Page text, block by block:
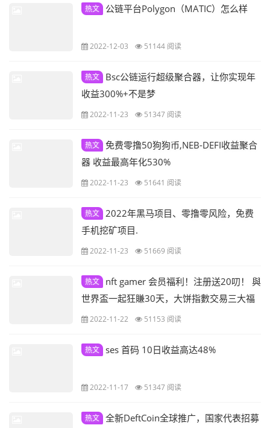
热文 公链平台Polygon（MATIC）怎么样
2022-12-03 51144 阅读
热文
Bsc公链运行超级聚合器，让你实现年
收益300%+不是梦
2022-11-23 51347 阅读
热文 免费零撸50狗狗币,NEB-DEFI收益聚合
器 收益最高年化530%
2022-11-23 51641 阅读
热文 2022年黑马项目、零撸零风险，免费
手机挖矿项目.
2022-11-23 51669 阅读
热文
nft gamer 会员福利！注册送20叨！ 與
世界盃一起狂賺30天，大饼指數交易三大福
利等你來! 邀请好友 世界杯一起狂赚30天 人
2022-11-22 51153 阅读
热文 ses 首码 10日收益高达48%
2022-11-17 51347 阅读
热文 全新DeftCoin全球推广，国家代表招募